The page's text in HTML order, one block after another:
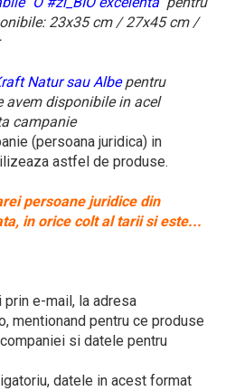
23x35 cm / 27x45 cm /
Natur sau Albepentru
avem disponibile in acel
campanie
(persoana juridica) in
astfel de produse.
persoane juridice din
in orice colt al tarii si este...
e-mail, la adresa
mentionand pentru ce produse
si datele pentru
datele in acest format